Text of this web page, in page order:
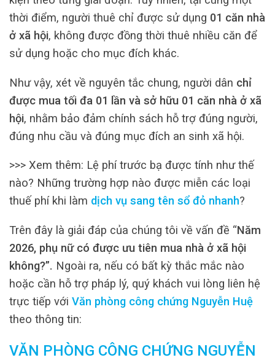
thời điểm, người thuê chỉ được sử dụng 01 căn nhà
ở xã hội, không được đồng thời thuê nhiều căn để
sử dụng hoặc cho mục đích khác.
Như vậy, xét về nguyên tắc chung, người dân chỉ
được mua tối đa 01 lần và sở hữu 01 căn nhà ở xã
hội, nhằm bảo đảm chính sách hỗ trợ đúng người,
đúng nhu cầu và đúng mục đích an sinh xã hội.
>>> Xem thêm: Lệ phí trước bạ được tính như thế
nào? Những trường hợp nào được miễn các loại
thuế phí khi làm dịch vụ sang tên sổ đỏ nhanh?
Trên đây là giải đáp của chúng tôi về vấn đề “Năm
2026, phụ nữ có được ưu tiên mua nhà ở xã hội
không?”. Ngoài ra, nếu có bất kỳ thắc mắc nào
hoặc cần hỗ trợ pháp lý, quý khách vui lòng liên hệ
trực tiếp với Văn phòng công chứng Nguyễn Huệ
theo thông tin:
VĂN PHÒNG CÔNG CHỨNG NGUYỄN